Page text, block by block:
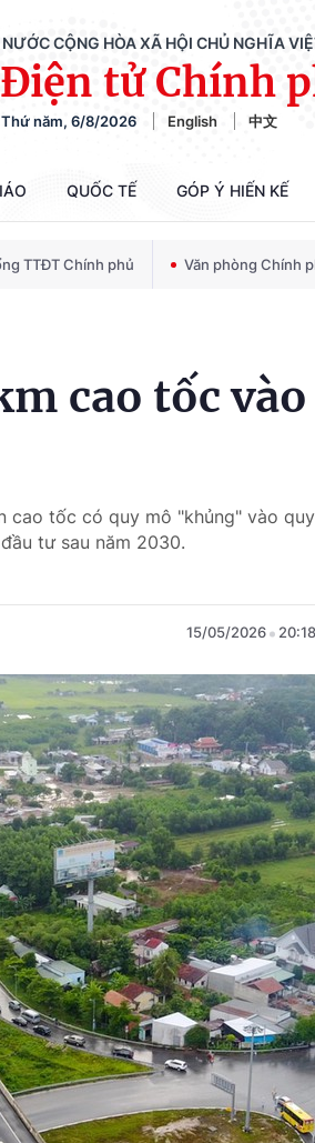
CỘNG HÒA XÃ HỘI CHỦ NGHĨA
tử Chính
Thứ năm, 6/8/2026 English 中文
QUỐC TẾ GÓP Ý HIẾN KẾ
TTĐT Chính phủ Văn phòng Chính
cao tốc vào
cao tốc có quy mô "khủng" vào quy
tư sau năm 2030.
15/05/2026 20:18